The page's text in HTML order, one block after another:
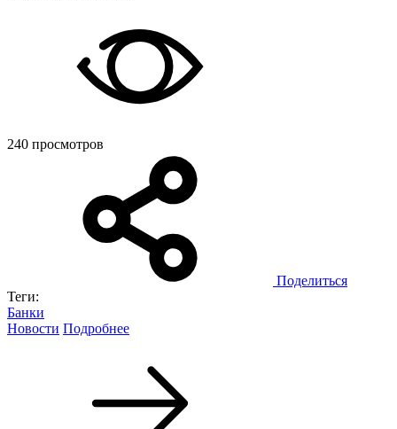
240 просмотров
Поделиться
Теги:
Банки
Новости Подробнее